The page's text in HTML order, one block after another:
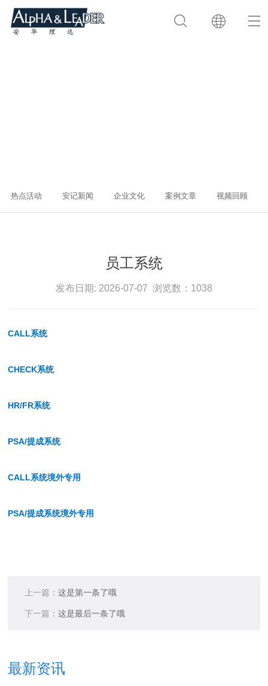
热点活动 安记新闻 企业文化 案例文章 视频回顾
员工系统
发布日期: 2026-07-07 浏览数：1038
CALL系统
CHECK系统
HR/FR系统
PSA/提成系统
CALL系统境外专用
PSA/提成系统境外专用
上一篇：这是第一条了哦
下一篇：这是最后一条了哦
最新资讯